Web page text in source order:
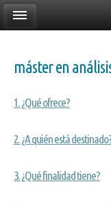
máster en
1. ¿Qué ofrece?
2. ¿A quién está
3. ¿Qué finalidad tiene?